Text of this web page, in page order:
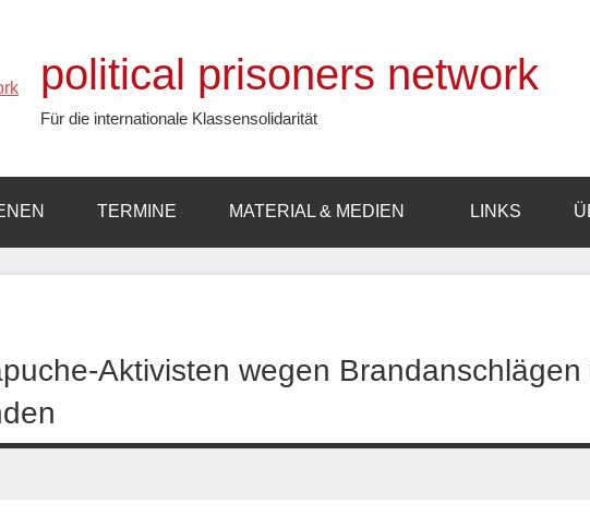
political prisoners network
Für die internationale Klassensolidarität
TERMINE MATERIAL & MEDIEN LINKS
Aktivisten wegen Brandanschlägen